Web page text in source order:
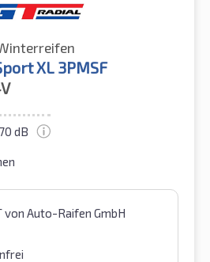
XL 3PMSF
70 dB
von Auto-Raifen GmbH